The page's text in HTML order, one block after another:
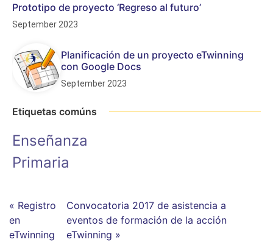
Prototipo de proyecto ‘Regreso al futuro’
September 2023
Planificación de un proyecto eTwinning
con Google Docs
September 2023
Etiquetas comúns
Enseñanza
Primaria
« Registro
en
eTwinning
Convocatoria 2017 de asistencia a
eventos de formación de la acción
eTwinning »